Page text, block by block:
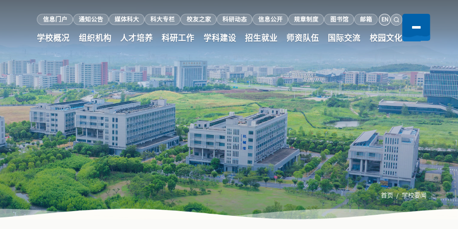
信息门户 通知公告 媒体科大 科大专栏 校友之家 科研动态 信息公开 规章制度 图书馆 邮箱 EN
学校概况 组织机构 人才培养 科研工作 学科建设 招生就业 师资队伍 国际交流 校园文化
首页 学校要闻